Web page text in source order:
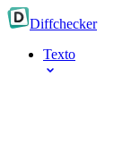
Diffchecker
Texto